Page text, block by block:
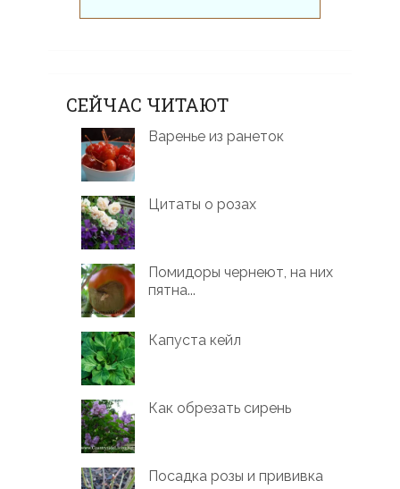
СЕЙЧАС ЧИТАЮТ
Варенье из ранеток
Цитаты о розах
Помидоры чернеют, на них
пятна...
Капуста кейл
Как обрезать сирень
Посадка розы и прививка